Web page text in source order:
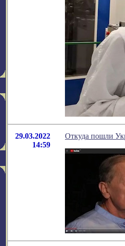
29.03.2022
14:59
Откуда пошли